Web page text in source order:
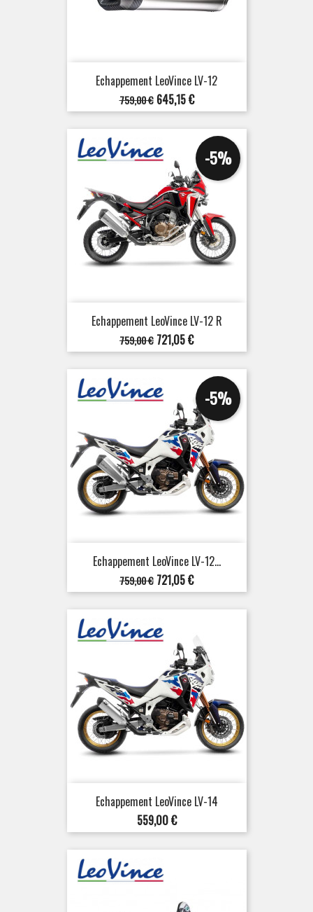
Echappement LeoVince LV-12
Prix
de
base
759,00 € Prix
645,15 €
Echappement LeoVince LV-12 R
Prix
de
base
759,00 €
-5%
Prix
721,05 €
Echappement LeoVince LV-12...
Prix
de
base
759,00 €
-5%
Prix
721,05 €
Echappement LeoVince LV-14
Prix
559,00 €